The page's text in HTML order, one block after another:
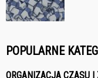
POPULARNE
ORGANIZACJA CZASU